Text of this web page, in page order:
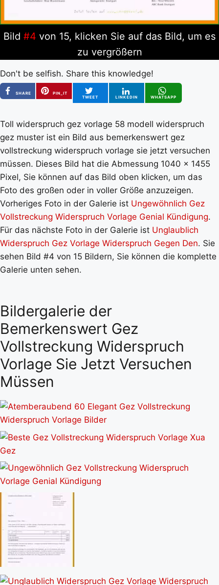
Bild #4 von 15, klicken Sie auf das Bild, um es
zu vergrößern
Don't be selfish. Share this knowledge!
SHARE
PIN_IT
TWEET
LINKEDIN WHATSAPP
Toll widerspruch gez vorlage 58 modell widerspruch
gez muster ist ein Bild aus bemerkenswert gez
vollstreckung widerspruch vorlage sie jetzt versuchen
müssen. Dieses Bild hat die Abmessung 1040 x 1455
Pixel, Sie können auf das Bild oben klicken, um das
Foto des großen oder in voller Größe anzuzeigen.
Vorheriges Foto in der Galerie ist Ungewöhnlich Gez
Vollstreckung Widerspruch Vorlage Genial Kündigung.
Für das nächste Foto in der Galerie ist Unglaublich
Widerspruch Gez Vorlage Widerspruch Gegen Den. Sie
sehen Bild #4 von 15 Bildern, Sie können die komplette
Galerie unten sehen.
Bildergalerie der
Bemerkenswert Gez
Vollstreckung Widerspruch
Vorlage Sie Jetzt Versuchen
Müssen